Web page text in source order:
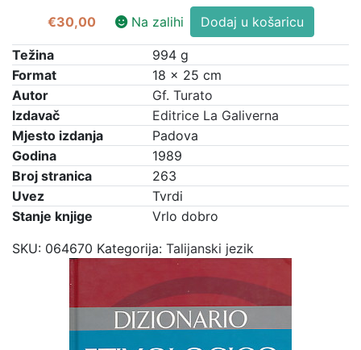
€30,00 Na zalihi
Dizionario
etimologico
italiano
količina
Dodaj u košaricu
Težina
994 g
Format
18 × 25 cm
Autor
Gf. Turato
Izdavač
Editrice La Galiverna
Mjesto izdanja
Padova
Godina
1989
Broj stranica
263
Uvez
Tvrdi
Stanje knjige
Vrlo dobro
SKU: 064670 Kategorija: Talijanski jezik